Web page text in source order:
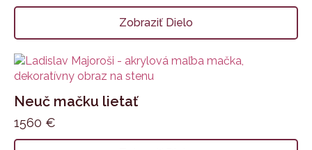
Zobraziť Dielo
Neuč mačku lietať
1560 €